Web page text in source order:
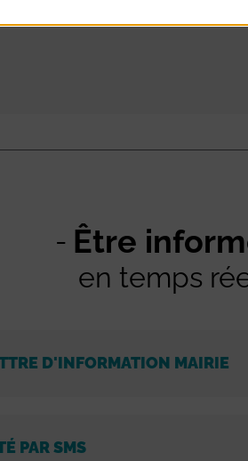
Être
en temps
D'INFORMATION MAIRIE
PAR SMS